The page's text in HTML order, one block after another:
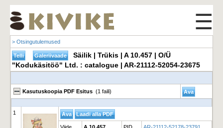
☰
> Otsingutulemused
Säilik | Trükis | A 10.457 | O/Ü
"Kodukäsitöö" Ltd. : catalogue | AR-21112-52054-23675
Kasutuskoopia PDF Esitus (1 faili)
1